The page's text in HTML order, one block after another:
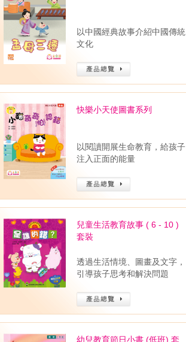
以中國經典故事介紹中國傳統
文化
快樂小天使圖書系列
以閱讀開展生命教育，給孩子
注入正面的能量
兒童生活教育故事 ( 6 - 10 )
套裝
透過生活情境、圖畫及文字，
引導孩子思考和解決問題
幼兒教育節日小書 (低班) 套